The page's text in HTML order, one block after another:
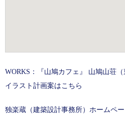
WORKS：『山鳩カフェ』 山鳩山荘（
イラスト計画案はこちら
独楽蔵（建築設計事務所）ホームペ